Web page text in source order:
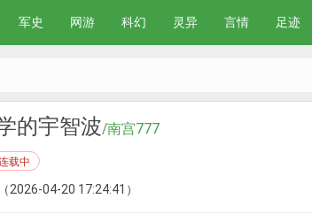
军史 网游 科幻 灵异 言情 足迹
的宇智波/南宫777
载中
2026-04-20 17:24:41）